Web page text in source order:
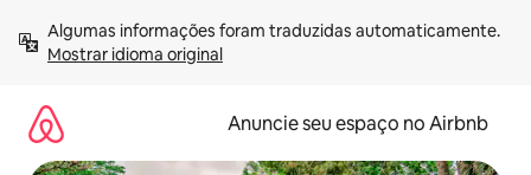
para
Mostrar idioma original
Anuncie seu espaço no Airbnb